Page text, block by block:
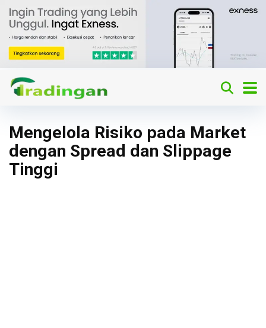
Mengelola Risiko pada Market
dengan Spread dan Slippage
Tinggi